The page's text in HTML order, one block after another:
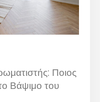
Ποιος
Βάψιμο του